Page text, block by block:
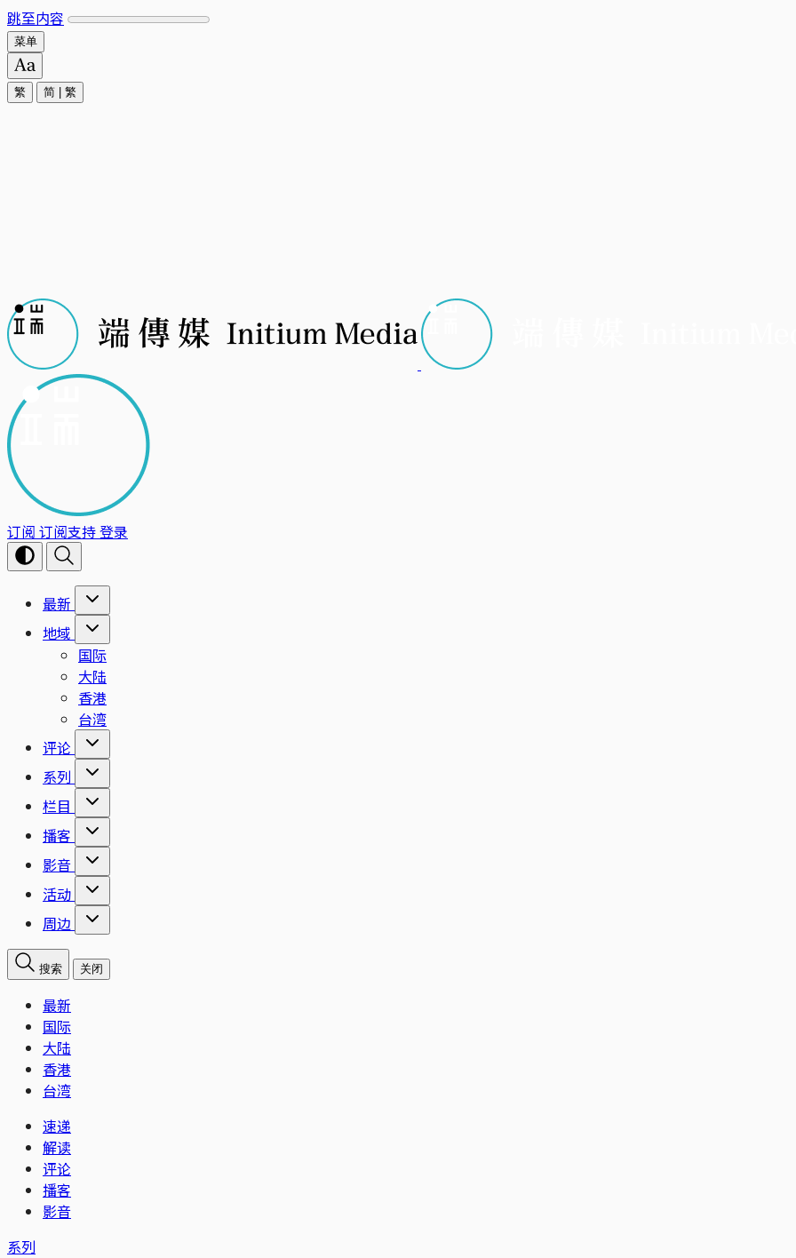
跳至内容
菜单
繁 简 繁
订阅 订阅支持登录
最新
地域
国际
大陆
香港
台湾
评论
系列
栏目
播客
影音
活动
周边
搜索 关闭
最新
国际
大陆
香港
台湾
速递
解读
评论
播客
影音
系列